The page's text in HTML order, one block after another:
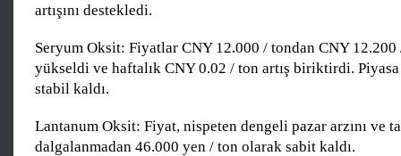
artışını destekledi.
Seryum Oksit: Fiyatlar CNY 12.000 / tondan CNY
yükseldi ve haftalık CNY 0.02 / ton artış biriktirdi.
stabil kaldı.
Lantanum Oksit: Fiyat, nispeten dengeli pazar arzını ve
dalgalanmadan 46.000 yen / ton olarak sabit kaldı.